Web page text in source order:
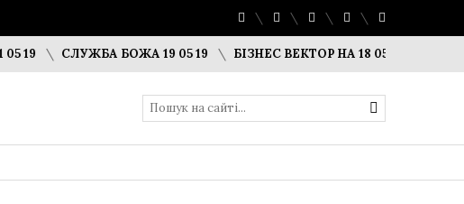
СЛУЖБА БОЖА 19 05 19 БІЗНЕС ВЕКТОР НА 18 05 19 КОРОТКІ